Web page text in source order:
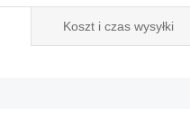
Koszt i czas wysyłki